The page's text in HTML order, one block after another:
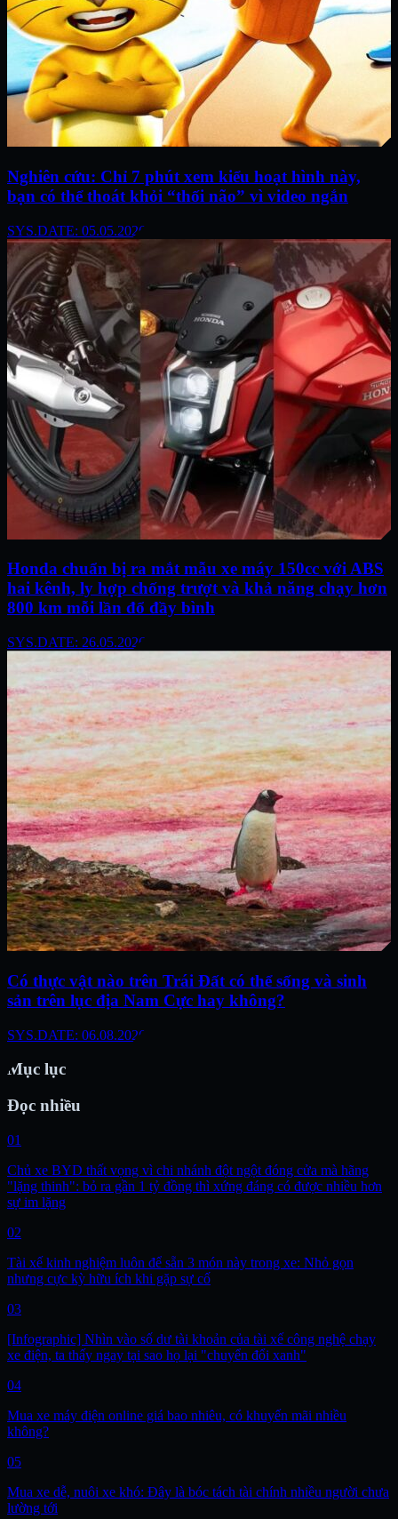
Nghiên cứu: Chỉ 7 phút xem kiểu hoạt hình này,
bạn có thể thoát khỏi “thối não” vì video ngắn
SYS.DATE: 05.05.2026
Honda chuẩn bị ra mắt mẫu xe máy 150cc với ABS
hai kênh, ly hợp chống trượt và khả năng chạy hơn
800 km mỗi lần đổ đầy bình
SYS.DATE: 26.05.2026
Có thực vật nào trên Trái Đất có thể sống và sinh
sản trên lục địa Nam Cực hay không?
SYS.DATE: 06.08.2026
Mục lục
Đọc nhiều
01
Chủ xe BYD thất vọng vì chi nhánh đột ngột đóng cửa mà hãng
"lặng thinh": bỏ ra gần 1 tỷ đồng thì xứng đáng có được nhiều hơn
sự im lặng
02
Tài xế kinh nghiệm luôn để sẵn 3 món này trong xe: Nhỏ gọn
nhưng cực kỳ hữu ích khi gặp sự cố
03
[Infographic] Nhìn vào số dư tài khoản của tài xế công nghệ chạy
xe điện, ta thấy ngay tại sao họ lại "chuyển đổi xanh"
04
Mua xe máy điện online giá bao nhiêu, có khuyến mãi nhiều
không?
05
Mua xe dễ, nuôi xe khó: Đây là bóc tách tài chính nhiều người chưa
lường tới